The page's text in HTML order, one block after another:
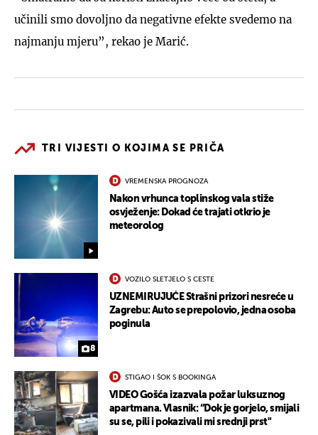
učinili smo dovoljno da negativne efekte svedemo na
najmanju mjeru”, rekao je Marić.
TRI VIJESTI O KOJIMA SE PRIČA
VREMENSKA PROGNOZA
Nakon vrhunca toplinskog vala stiže
osvježenje: Dokad će trajati otkrio je
meteorolog
8
VOZILO SLETJELO S CESTE
UZNEMIRUJUĆE Strašni prizori nesreće u
Zagrebu: Auto se prepolovio, jedna osoba
poginula
STIGAO I ŠOK S BOOKINGA
VIDEO Gošća izazvala požar luksuznog
apartmana. Vlasnik: “Dok je gorjelo, smijali
su se, pili i pokazivali mi srednji prst"